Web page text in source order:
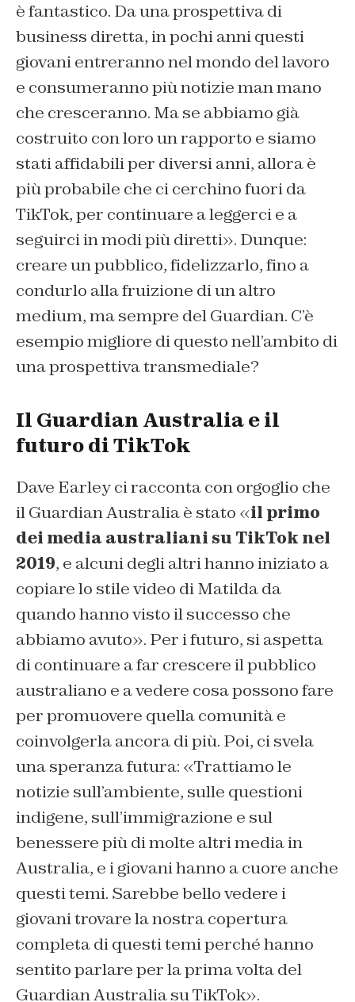
è fantastico. Da una prospettiva di
business diretta, in pochi anni questi
giovani entreranno nel mondo del lavoro
e consumeranno più notizie man mano
che cresceranno. Ma se abbiamo già
costruito con loro un rapporto e siamo
stati affidabili per diversi anni, allora è
più probabile che ci cerchino fuori da
TikTok, per continuare a leggerci e a
seguirci in modi più diretti». Dunque:
creare un pubblico, fidelizzarlo, fino a
condurlo alla fruizione di un altro
medium, ma sempre del Guardian. C’è
esempio migliore di questo nell’ambito di
una prospettiva transmediale?
Il Guardian Australia e il
futuro di TikTok
Dave Earley ci racconta con orgoglio che
il Guardian Australia è stato «il primo
dei media australiani su TikTok nel
2019, e alcuni degli altri hanno iniziato a
copiare lo stile video di Matilda da
quando hanno visto il successo che
abbiamo avuto». Per i futuro, si aspetta
di continuare a far crescere il pubblico
australiano e a vedere cosa possono fare
per promuovere quella comunità e
coinvolgerla ancora di più. Poi, ci svela
una speranza futura: «Trattiamo le
notizie sull’ambiente, sulle questioni
indigene, sull’immigrazione e sul
benessere più di molte altri media in
Australia, e i giovani hanno a cuore anche
questi temi. Sarebbe bello vedere i
giovani trovare la nostra copertura
completa di questi temi perché hanno
sentito parlare per la prima volta del
Guardian Australia su TikTok».